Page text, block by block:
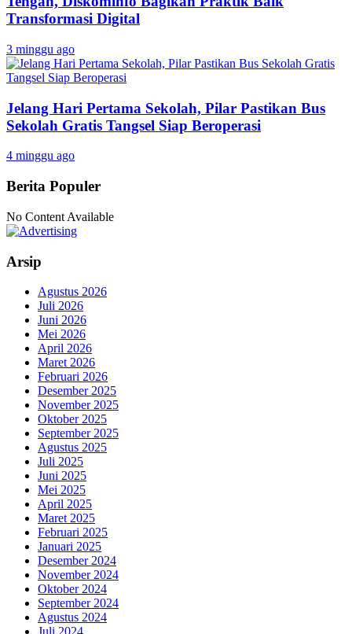
Transformasi Digital
3 minggu ago
Jelang Hari Pertama Sekolah, Pilar Pastikan Bus
Sekolah Gratis Tangsel Siap Beroperasi
4 minggu ago
Berita Populer
No Content Available
Arsip
Agustus 2026
Juli 2026
Juni 2026
Mei 2026
April 2026
Maret 2026
Februari 2026
Desember 2025
November 2025
Oktober 2025
September 2025
Agustus 2025
Juli 2025
Juni 2025
Mei 2025
April 2025
Maret 2025
Februari 2025
Januari 2025
Desember 2024
November 2024
Oktober 2024
September 2024
Agustus 2024